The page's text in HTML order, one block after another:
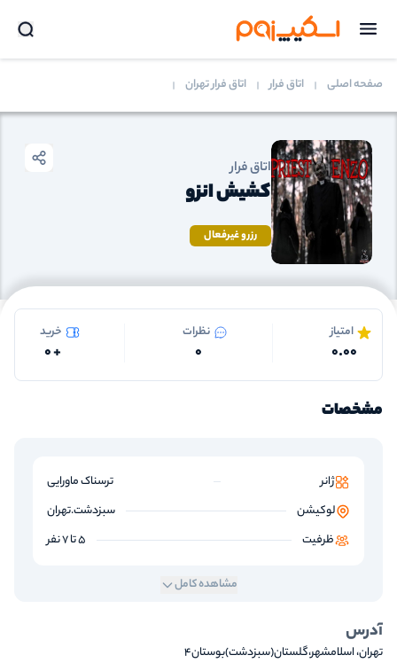
صفحه اصلی اتاق فرار اتاق فرار تهران
اتاق فرار
کشیش انزو
رزرو غیرفعال
امتیاز
0.00
نظرات
0
خرید
+
0
مشخصات
ژانر
ترسناک ماورایی
لوکیشن
سبزدشت.تهران
ظرفیت
5 تا 7 نفر
مشاهده کامل
آدرس
تهران، اسلامشهر،گلستان(سبزدشت)بوستان۴